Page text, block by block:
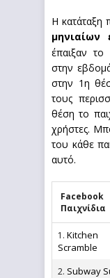
Η κατάταξη
μηνιαίων
έπαιξαν το
στην
στην 1η
τους
θέση το
χρήστες.
του κάθε
αυτό.
Facebook
Παιχνίδια
1. Kitchen
Scramble
2. Subway